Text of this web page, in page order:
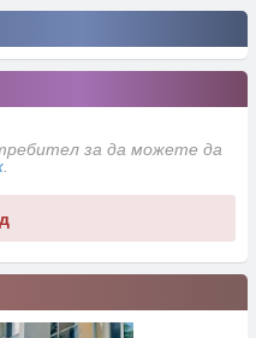
за да можете да